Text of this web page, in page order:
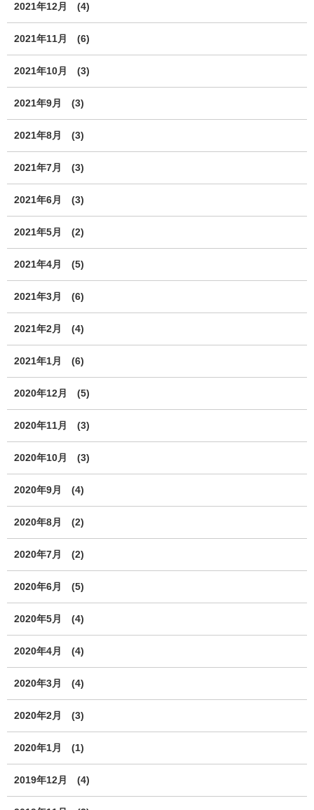
2021年12月 (4)
2021年11月 (6)
2021年10月 (3)
2021年9月 (3)
2021年8月 (3)
2021年7月 (3)
2021年6月 (3)
2021年5月 (2)
2021年4月 (5)
2021年3月 (6)
2021年2月 (4)
2021年1月 (6)
2020年12月 (5)
2020年11月 (3)
2020年10月 (3)
2020年9月 (4)
2020年8月 (2)
2020年7月 (2)
2020年6月 (5)
2020年5月 (4)
2020年4月 (4)
2020年3月 (4)
2020年2月 (3)
2020年1月 (1)
2019年12月 (4)